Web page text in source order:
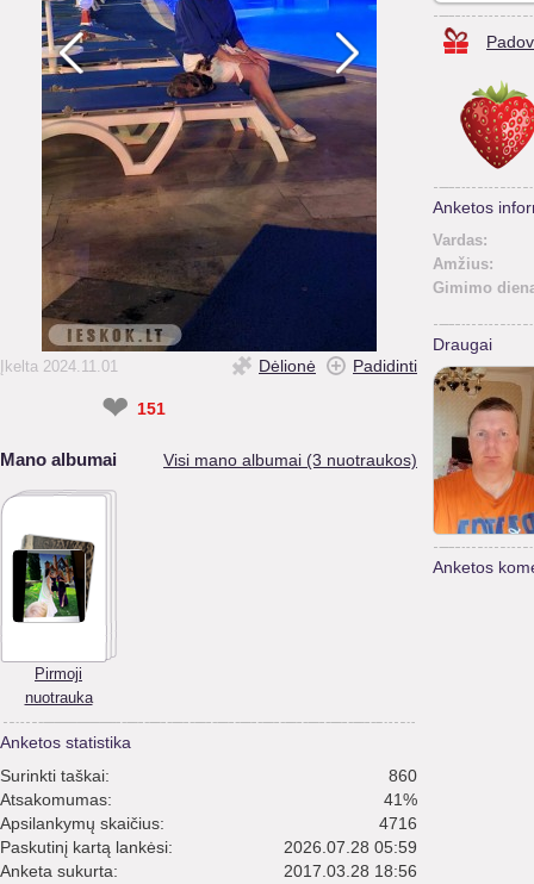
Įkelta 2024.11.01 Dėlionė Padidinti
❤ 151
Mano albumai Visi mano albumai (3 nuotraukos)
Pirmoji
nuotrauka
Anketos statistika
Surinkti taškai:
860
Atsakomumas:
41%
Apsilankymų skaičius:
4716
Paskutinį kartą lankėsi:
2026.07.28 05:59
Anketa sukurta:
2017.03.28 18:56
Anketos
Vardas:
Amžius:
Gimimo
Draugai
Anketos